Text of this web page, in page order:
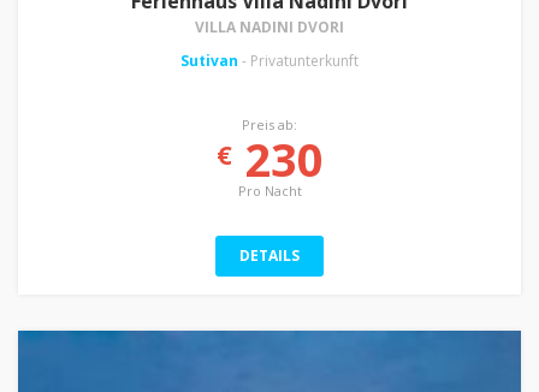
VILLA NADINI DVORI
Sutivan - Privatunterkunft
Preis ab:
€230
Pro Nacht
DETAILS